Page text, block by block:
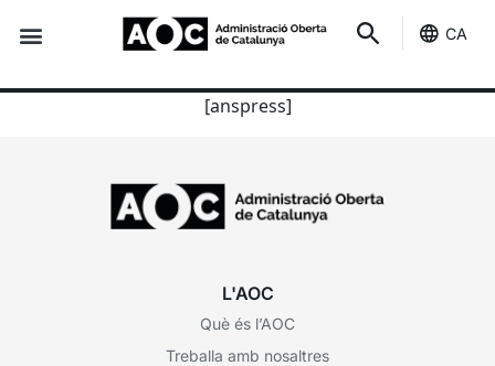
CA
[anspress]
L'AOC
Què és l’AOC
Treballa amb nosaltres